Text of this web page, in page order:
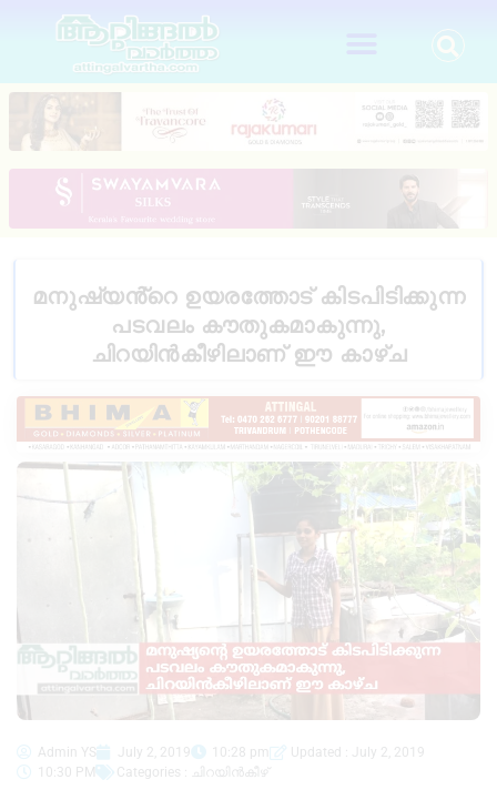
മനുഷ്യൻ്റെ ഉയരത്തോട് കിടപിടിക്കുന്ന
പടവലം കൗതുകമാകുന്നു,
ചിറയിൻകീഴിലാണ് ഈ കാഴ്ച
Admin YS July 2, 2019 10:28 pm
Updated : July 2, 2019
10:30 PM
Categories : ചിറയിൻകീഴ്